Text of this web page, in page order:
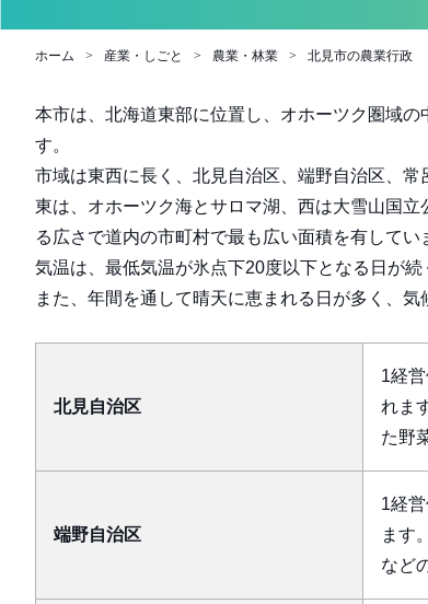
ホーム 産業・しごと 農業・林業 北見市の農業行政
本市は、北海道東部に位置し、オホーツク圏域
す。
市域は東西に長く、北見自治区、端野自治区、
東は、オホーツク海とサロマ湖、西は大雪山国
る広さで道内の市町村で最も広い面積を有してい
気温は、最低気温が氷点下20度以下となる日が続
また、年間を通して晴天に恵まれる日が多く、気
北見自治区
1経
れま
た野
端野自治区
1経
ます
など